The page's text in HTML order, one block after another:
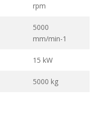
rpm
5000
mm/min-1
15 kW
5000 kg